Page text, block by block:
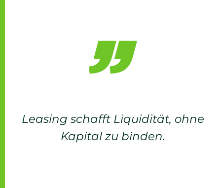
Leasing schafft Liquidität, ohne
Kapital zu binden.